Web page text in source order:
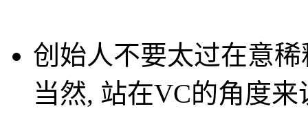
创始人不要太过在意
当然, 站在VC的角度